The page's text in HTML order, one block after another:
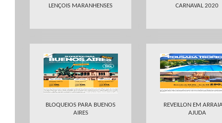
LENÇOIS MARANHENSES CARNAVAL 2020
BLOQUEIOS PARA BUENOS
AIRES
REVEILLON EM
AJUDA